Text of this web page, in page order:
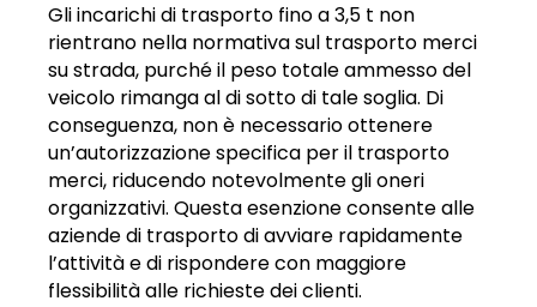
Gli incarichi di trasporto fino a 3,5 t non
rientrano nella normativa sul trasporto merci
su strada, purché il peso totale ammesso del
veicolo rimanga al di sotto di tale soglia. Di
conseguenza, non è necessario ottenere
un’autorizzazione specifica per il trasporto
merci, riducendo notevolmente gli oneri
organizzativi. Questa esenzione consente alle
aziende di trasporto di avviare rapidamente
l’attività e di rispondere con maggiore
flessibilità alle richieste dei clienti.